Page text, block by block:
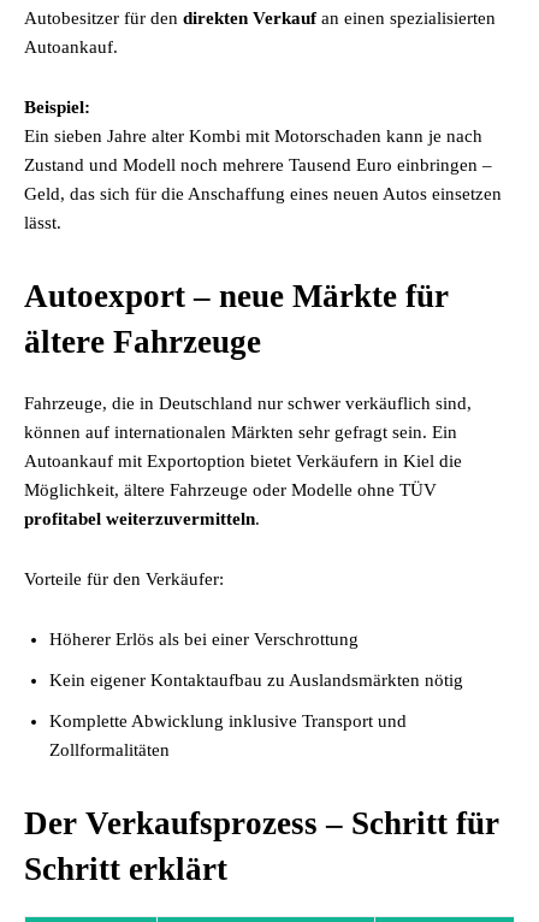
Autobesitzer für den direkten Verkaufan einen spezialisierten
Autoankauf.
Beispiel:
Ein sieben Jahre alter Kombi mit Motorschaden kann je nach
Zustand und Modell noch mehrere Tausend Euro einbringen –
Geld, das sich für die Anschaffung eines neuen Autos einsetzen
lässt.
Autoexport – neue Märkte für
ältere Fahrzeuge
Fahrzeuge, die in Deutschland nur schwer verkäuflich sind,
können auf internationalen Märkten sehr gefragt sein. Ein
Autoankauf mit Exportoption bietet Verkäufern in Kiel die
Möglichkeit, ältere Fahrzeuge oder Modelle ohne TÜV
profitabel weiterzuvermitteln.
Vorteile für den Verkäufer:
Höherer Erlös als bei einer Verschrottung
Kein eigener Kontaktaufbau zu Auslandsmärkten nötig
Komplette Abwicklung inklusive Transport und
Zollformalitäten
Der Verkaufsprozess – Schritt für
Schritt erklärt